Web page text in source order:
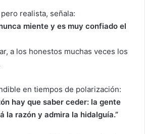
realista, señala:
miente y es muy confiado el
a los honestos muchas veces los
en tiempos de polarización:
hay que saber ceder: la gente
la razón y admira la hidalguía.”